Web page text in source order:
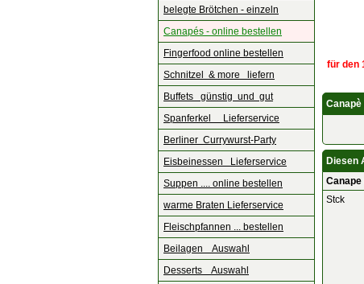
belegte Brötchen - einzeln
Canapés - online bestellen
Fingerfood online bestellen
Schnitzel & more liefern
Buffets günstig und gut
Spanferkel Lieferservice
Berliner Currywurst-Party
Eisbeinessen Lieferservice
Suppen .... online bestellen
warme Braten Lieferservice
Fleischpfannen ... bestellen
Beilagen Auswahl
Desserts Auswahl
für den
Diesen
Stck